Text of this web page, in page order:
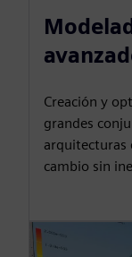
Creación y
grandes
arquitecturas
cambio sin